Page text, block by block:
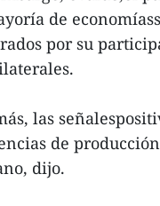
de
por su
las
de
dijo.